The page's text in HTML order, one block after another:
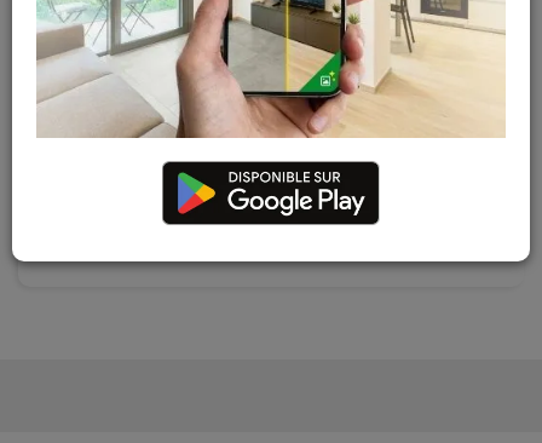
Cuesmes 2 articles
Contactez Diffusion Menuiserie pour obtenir le temps de
réapprovisionnement pour ce produit
Les teintes, nuances et veinages des photos peuvent
varier par rapport au produit réel